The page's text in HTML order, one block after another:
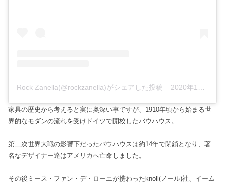
Rock Zanella(@rockzanella)がシェアした投稿 – 2020年11月月3日午後7時42分PST
家具の歴史から考えると実に奥深い事ですが、1910年頃から始まる世
界的なモダンの流れを受けドイツで開校したバウハウス。
第二次世界大戦の影響下だったバウハウスは約14年で閉鎖となり、著
名なデザイナー達はアメリカへ亡命しました。
その後ミース・ファン・デ・ローエが携わったknoll(ノール)社、イーム